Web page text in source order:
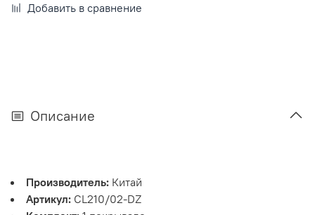
Добавить в сравнение
Описание
Производитель: Китай
Артикул: CL210/02-DZ